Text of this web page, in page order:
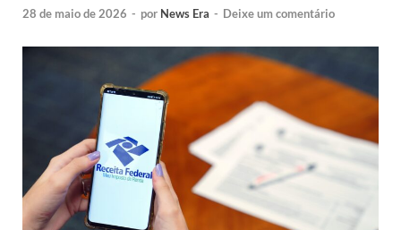
28 de maio de 2026 - por News Era - Deixe um comentário